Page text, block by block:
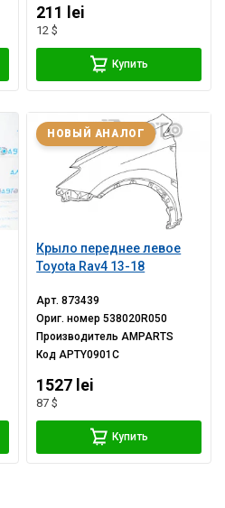
211 lei
12 $
Купить
Крыло переднее левое
Toyota Rav4 13-18
НОВЫЙ АНАЛОГ
Арт.873439
Ориг. номер538020R050
Производитель AMPARTS
Код APTY0901C
1527 lei
87 $
Купить